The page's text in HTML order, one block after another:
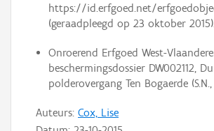
https://id.erfgoed.net/
(geraadpleegd op 23 oktober
Onroerend Erfgoed West-
beschermingsdossier DW002112,
polderovergang Ten Bogaerde (S.N.,
Auteurs: Cox, Lise